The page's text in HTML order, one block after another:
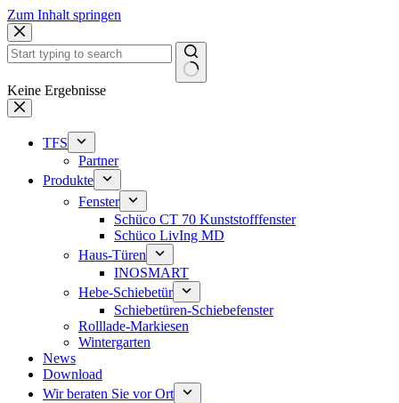
Zum Inhalt springen
Keine Ergebnisse
TFS
Partner
Produkte
Fenster
Schüco CT 70 Kunststofffenster
Schüco LivIng MD
Haus-Türen
INOSMART
Hebe-Schiebetür
Schiebetüren-Schiebefenster
Rolllade-Markiesen
Wintergarten
News
Download
Wir beraten Sie vor Ort